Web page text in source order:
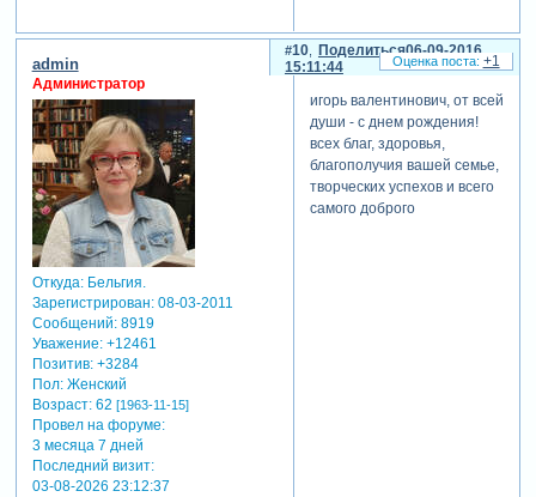
Поделиться
10
06-09-2016
15:11:44
admin
Администратор
Откуда:Бельгия.
Зарегистрирован: 08-03-2011
Сообщений:8919
Уважение: +12461
Позитив: +3284
Пол:Женский
Возраст:62 [1963-11-15]
Провел на форуме:
3 месяца 7 дней
Последний визит:
03-08-2026 23:12:37
игорь валентинович, от всей
души - с днем рождения!
всех благ, здоровья,
благополучия вашей семье,
творческих успехов и всего
самого доброго
+1